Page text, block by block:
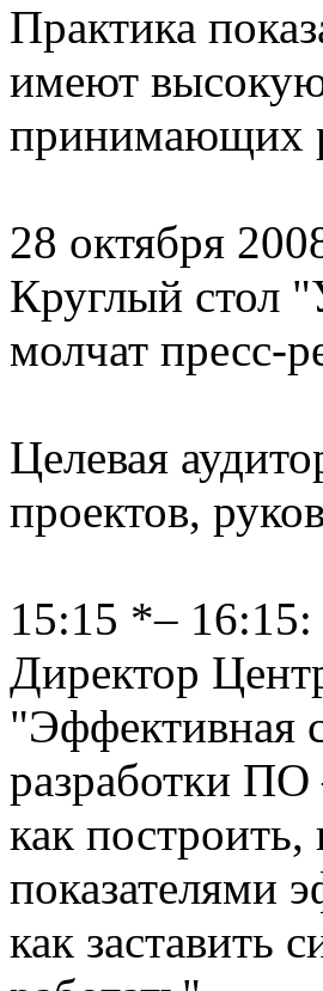
Практика
имеют
принимающих
28 октября
Круглый стол
молчат пресс-
Целевая
проектов,
15:15 *– 16:15:
Директор
"Эффективная
разработки ПО
как построить,
показателями
как заставить